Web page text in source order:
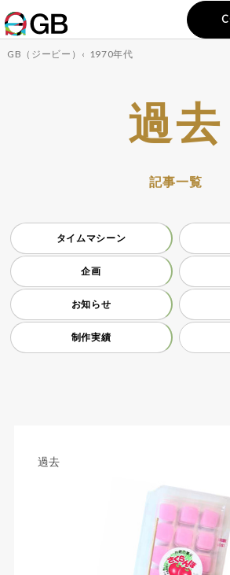
GB（ジービー） ‹ 1970年代
過去
記事一覧
タイムマシーン
企画
お知らせ
制作実績
過去